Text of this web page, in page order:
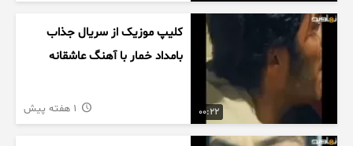
00:22
کلیپ موزیک از سریال جذاب
بامداد خمار با آهنگ عاشقانه